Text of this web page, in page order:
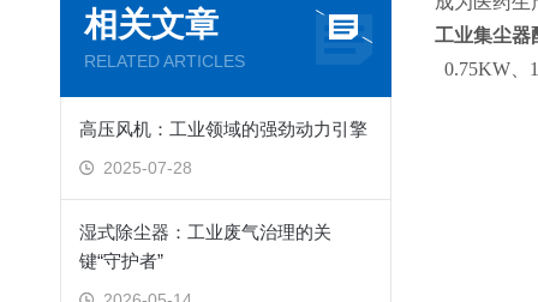
相关文章
RELATED ARTICLES
高压风机：工业领域的强劲动力引擎
2025-07-28
湿式除尘器：工业废气治理的关
键“守护者”
工业集尘器
0.75KW、